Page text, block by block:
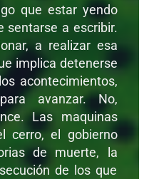
que estar yendo
sentarse a escribir.
a realizar esa
implica detenerse
acontecimientos,
avanzar. No,
Las maquinas
cerro, el gobierno
de muerte, la
de los que